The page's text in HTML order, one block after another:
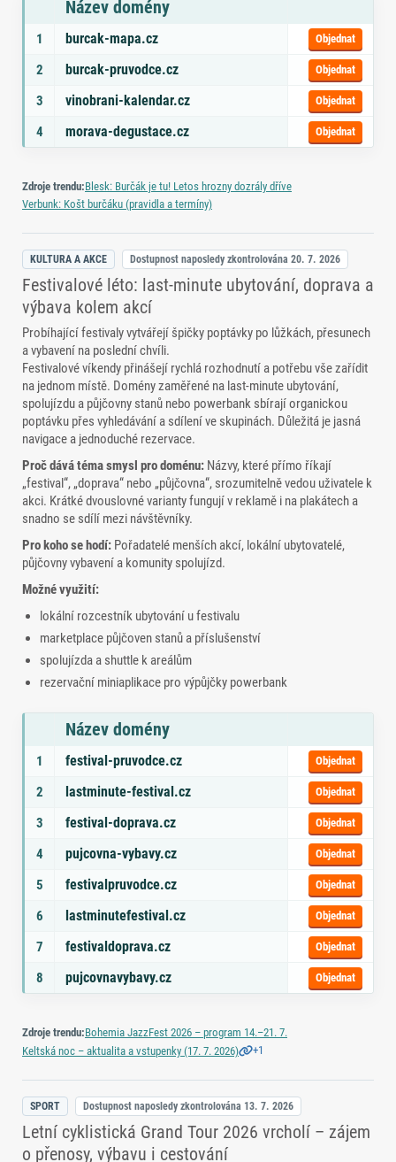
Seznam doporučených domén s tématy a odkazem na objednávku
Název domény
1 burcak-mapa.cz Objednat
2 burcak-pruvodce.cz Objednat
3 vinobrani-kalendar.cz Objednat
4 morava-degustace.cz Objednat
Zdroje trendu:Blesk: Burčák je tu! Letos hrozny dozrály dříve
Verbunk: Košt burčáku (pravidla a termíny)
KULTURA A AKCE Dostupnost naposledy zkontrolována 20. 7. 2026
Festivalové léto: last‑minute ubytování, doprava a
výbava kolem akcí
Probíhající festivaly vytvářejí špičky poptávky po lůžkách, přesunech
a vybavení na poslední chvíli.
Festivalové víkendy přinášejí rychlá rozhodnutí a potřebu vše zařídit
na jednom místě. Domény zaměřené na last‑minute ubytování,
spolujízdu a půjčovny stanů nebo powerbank sbírají organickou
poptávku přes vyhledávání a sdílení ve skupinách. Důležitá je jasná
navigace a jednoduché rezervace.
Proč dává téma smysl pro doménu: Názvy, které přímo říkají
„festival“, „doprava“ nebo „půjčovna“, srozumitelně vedou uživatele k
akci. Krátké dvouslovné varianty fungují v reklamě i na plakátech a
snadno se sdílí mezi návštěvníky.
Pro koho se hodí: Pořadatelé menších akcí, lokální ubytovatelé,
půjčovny vybavení a komunity spolujízd.
Možné využití:
lokální rozcestník ubytování u festivalu
marketplace půjčoven stanů a příslušenství
spolujízda a shuttle k areálům
rezervační miniaplikace pro výpůjčky powerbank
Seznam doporučených domén s tématy a odkazem na objednávku
Název domény
1 festival-pruvodce.cz Objednat
2 lastminute-festival.cz Objednat
3 festival-doprava.cz Objednat
4 pujcovna-vybavy.cz Objednat
5 festivalpruvodce.cz Objednat
6 lastminutefestival.cz Objednat
7 festivaldoprava.cz Objednat
8 pujcovnavybavy.cz Objednat
Zdroje trendu:Bohemia JazzFest 2026 – program 14.–21. 7.
Keltská noc – aktualita a vstupenky (17. 7. 2026)
+1
SPORT Dostupnost naposledy zkontrolována 13. 7. 2026
Letní cyklistická Grand Tour 2026 vrcholí – zájem
o přenosy, výbavu i cestování